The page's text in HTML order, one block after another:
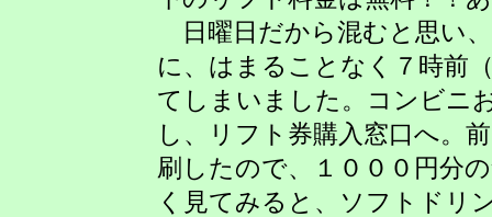
日曜日だから混むと思い
に、はまることなく７時前
てしまいました。コンビニ
し、リフト券購入窓口へ。
刷したので、１０００円分
く見てみると、ソフトドリ